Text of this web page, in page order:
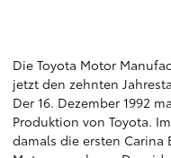
Die Toyota Motor
jetzt den zehnten
Der 16. Dezember 1992
Produktion von Toyota.
damals die ersten Carina